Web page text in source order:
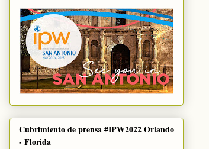
Cubrimiento de prensa #IPW2022 Orlando
- Florida